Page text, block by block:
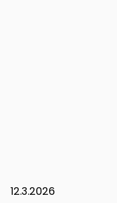
12.3.2026